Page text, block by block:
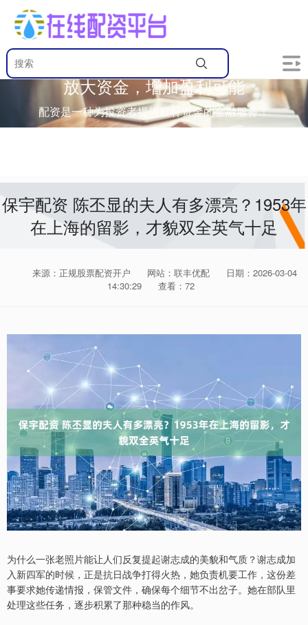
放大资金，增加盈利可能
配资是一种为投资者提供杠杆资金的金融服务！
保宇配资 陈丕显的夫人有多漂亮？1953年
在上海的留影，才貌双全英气十足
来源：正规股票配资开户 网站：联丰优配
日期：2026-03-04
14:30:29
查看：72
为什么一张老照片能让人们反复提起谢志成的美貌和气质？谢志成加
入新四军的时候，正是抗日战争打得火热，她负责机要工作，这份差
事要求她传递情报，保管文件，确保每个细节不出岔子。她在部队里
处理这些任务，逐步积累了那种稳当的作风。